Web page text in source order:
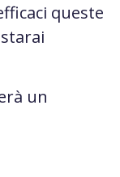
queste
un